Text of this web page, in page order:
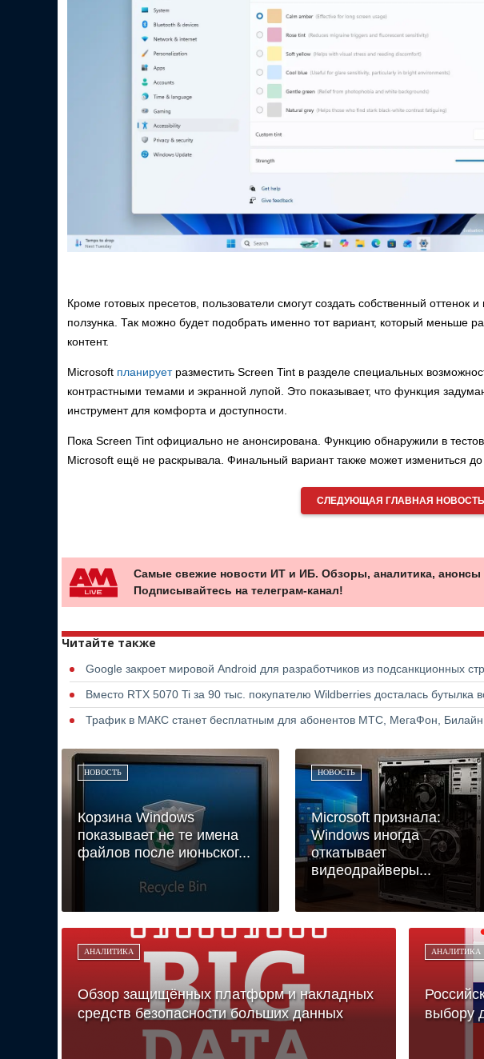
Кроме готовых пресетов, пользователи смогут создать собственный оттенок
ползунка. Так можно будет подобрать именно тот вариант, который меньше
контент.
Microsoft планируетразместить Screen Tint в разделе специальных
контрастными темами и экранной лупой. Это показывает, что функция
инструмент для комфорта и доступности.
Пока Screen Tint официально не анонсирована. Функцию обнаружили в
Microsoft ещё не раскрывала. Финальный вариант также может измениться до
СЛЕДУЮЩАЯ ГЛАВНАЯ НОВОСТЬ
Самые свежие новости ИТ и ИБ. Обзоры, аналитика, анонсы
Подписывайтесь на телеграм-канал!
Читайте также
Google закроет мировой Android для разработчиков из подсанкционных
Вместо RTX 5070 Ti за 90 тыс. покупателю Wildberries досталась бутылка
Трафик в МАКС станет бесплатным для абонентов МТС, МегаФон,
НОВОСТЬ
Корзина Windows
показывает не те имена
файлов после июньског...
НОВОСТЬ
Microsoft признала:
Windows иногда
откатывает
видеодрайверы...
АНАЛИТИКА
Обзор защищённых платформ и накладных
средств безопасности больших данных
АНАЛИТИКА
выбору